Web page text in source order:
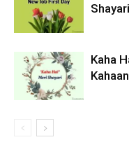
Kaha